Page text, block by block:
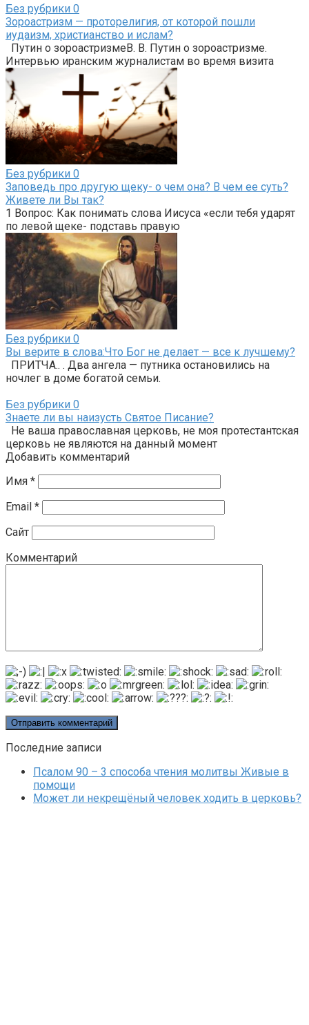
Без рубрики 0
Зороастризм — проторелигия, от которой пошли
иудаизм, христианство и ислам?
Путин о зороастризмеВ. В. Путин о зороастризме.
Интервью иранским журналистам во время визита
Без рубрики 0
Заповедь про другую щеку- о чем она? В чем ее суть?
Живете ли Вы так?
1 Вопрос: Как понимать слова Иисуса «если тебя ударят
по левой щеке- подставь правую
Без рубрики 0
Вы верите в слова:Что Бог не делает — все к лучшему?
ПРИТЧА.. . Два ангела — путника остановились на
ночлег в доме богатой семьи.
Без рубрики 0
Знаете ли вы наизусть Святое Писание?
Не ваша православная церковь, не моя протестантская
церковь не являются на данный момент
Добавить комментарий
Имя *
Email *
Сайт
Комментарий
Последние записи
Псалом 90 – 3 способа чтения молитвы Живые в
помощи
Может ли некрещёный человек ходить в церковь?